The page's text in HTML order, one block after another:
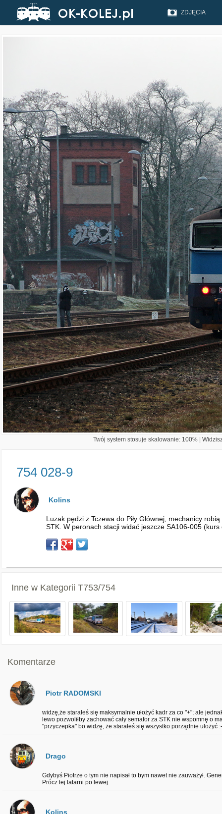
ZDJĘCIA
Twój system stosuje skalowanie: 100% |
754 028-9
Kolins
Luzak pędzi z Tczewa do Piły Głównej, mechanicy
STK. W peronach stacji widać jeszcze SA106-005
Inne w Kategorii T753/754
Komentarze
Piotr RADOMSKI
widzę,że starałeś się maksymalnie ułożyć kadr za co "+"; ale
lewo pozwoliłby zachować cały semafor za STK nie wspomnę o
"przyczepka" bo widzę, że starałeś się wszystko porządnie ułożyć
Drago
Gdybyś Piotrze o tym nie napisał to bym nawet nie zauważył.
Prócz tej latarni po lewej.
Kolins